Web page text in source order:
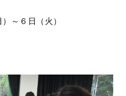
）～６日（火）